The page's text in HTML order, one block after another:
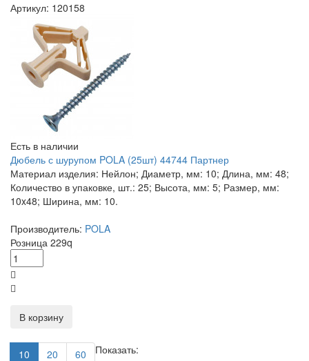
Артикул: 120158
Есть в наличии
Дюбель с шурупом POLA (25шт) 44744 Партнер
Материал изделия: Нейлон; Диаметр, мм: 10; Длина, мм: 48;
Количество в упаковке, шт.: 25; Высота, мм: 5; Размер, мм:
10x48; Ширина, мм: 10.
Производитель: POLA
Розница 229q
В корзину
Показать:
10 20 60